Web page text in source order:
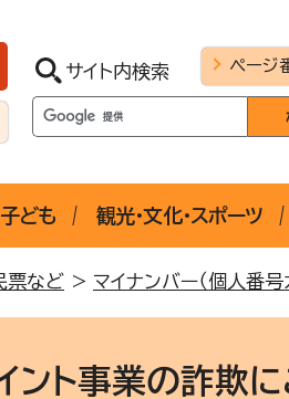
サイト内検索 ページ
子ども 観光・文化・スポーツ
票など > マイナンバー（個人番号
ント事業の詐欺